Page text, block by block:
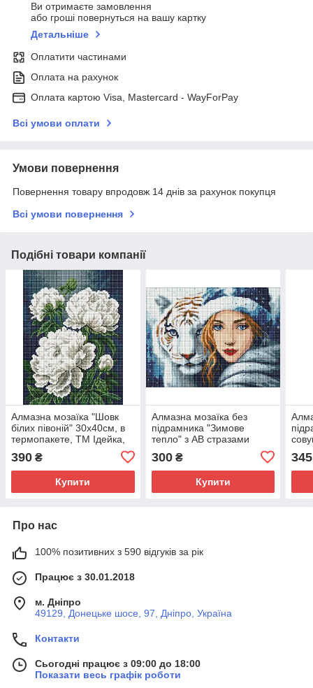
Ви отримаєте замовлення
або гроші повернуться на вашу картку
Детальніше
Оплатити частинами
Оплата на рахунок
Оплата картою Visa, Mastercard - WayForPay
Всі умови оплати
Умови повернення
Повернення товару впродовж 14 днів за рахунок покупця
Всі умови повернення
Подібні товари компанії
Алмазна мозаїка "Шовк
білиx півоній" 30х40см, в
термопакете, ТМ Ідейка,
390 ₴
Купити
Алмазна мозаїка без
підрамника "Зимове
тепло" з АВ стразами
30х40см, в термопакеті,
ТМ Ідейка, Україна
300₴
Купити
345
Про нас
100% позитивних з 590 відгуків за рік
Працює з 30.01.2018
м. Дніпро
49129, Донецьке шосе, 97, Дніпро, Україна
Контакти
Сьогодні працює з 09:00 до 18:00
Показати весь графік роботи